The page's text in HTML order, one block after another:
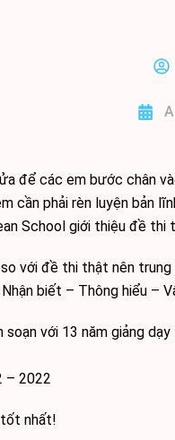
để các em bước chân
phải rèn luyện bản
School giới thiệu đề
với đề thi thật nên
biết – Thông hiểu –
với 13 năm giảng
– 2022
tốt nhất!